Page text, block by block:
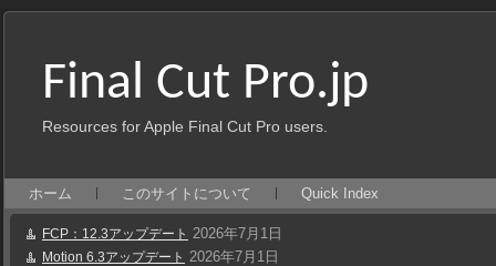
Final Cut Pro.jp
Resources for Apple Final Cut Pro users.
ホーム このサイトについて Quick Index
FCP：12.3アップデート 2026年7月1日
Motion 6.3アップデート 2026年7月1日